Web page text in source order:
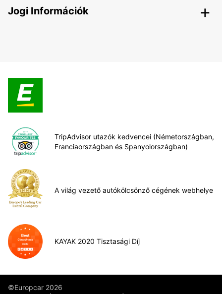
Jogi Információk
TripAdvisor utazók kedvencei (Németországban,
Franciaországban és Spanyolországban)
A világ vezető autókölcsönző cégének webhelye
KAYAK 2020 Tisztasági Díj
©Europcar 2026